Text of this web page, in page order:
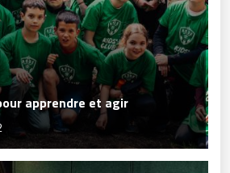
apprendre et agir